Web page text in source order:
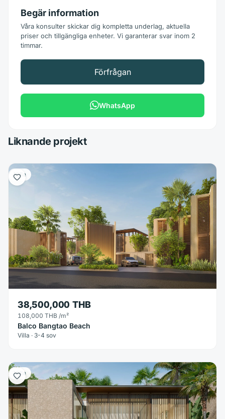
Begär information
Våra konsulter skickar dig kompletta underlag, aktuella
priser och tillgängliga enheter. Vi garanterar svar inom 2
timmar.
Förfrågan
WhatsApp
Liknande projekt
Villa
38,500,000 THB
108,000 THB /m²
Balco Bangtao Beach
Villa · 3-4 sov
Villa